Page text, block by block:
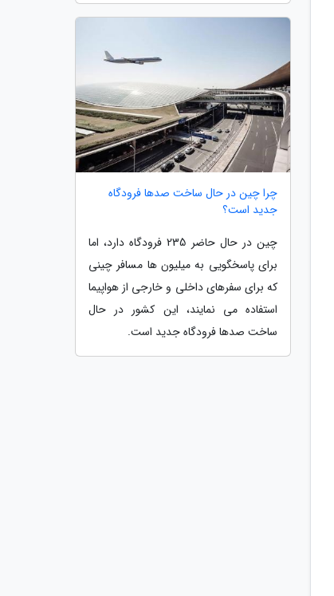
چرا چین در حال ساخت صدها فرودگاه
جدید است؟
چین در حال حاضر 235 فرودگاه دارد، اما
برای پاسخگویی به میلیون ها مسافر چینی
که برای سفرهای داخلی و خارجی از هواپیما
استفاده می نمایند، این کشور در حال
ساخت صدها فرودگاه جدید است.